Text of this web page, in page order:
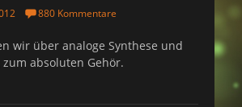
880 Kommentare
wir über analoge Synthese und
absoluten Gehör.